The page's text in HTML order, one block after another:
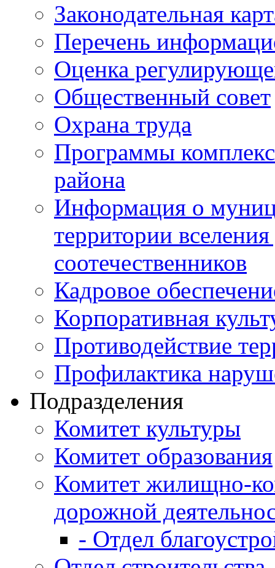
Законодательная
Перечень
Оценка
Общественный совет
Охрана труда
Программы
района
Информация о
территории
соотечественников
Кадровое
Корпоративная
Противодействие
Профилактика
Подразделения
Комитет культуры
Комитет образования
Комитет жилищно-
дорожной
- Отдел